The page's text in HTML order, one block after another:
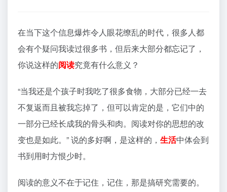
在当下这个信息爆炸令人眼花缭乱的时代，很多人都
会有个疑问我读过很多书，但后来大部分都忘记了，
你说这样的阅读究竟有什么意义？
“当我还是个孩子时我吃了很多食物，大部分已经一去
不复返而且被我忘掉了，但可以肯定的是，它们中的
一部分已经长成我的骨头和肉。阅读对你的思想的改
变也是如此。” 说的多好啊，是这样的， 生活中体会到
书到用时方恨少时。
阅读的意义不在于记住，记住，那是搞研究需要的。